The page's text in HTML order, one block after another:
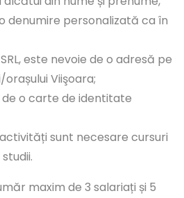
denumire personalizată ca în
este nevoie de o adresă pe
Viişoara;
o carte de identitate
sunt necesare cursuri
maxim de 3 salariați și 5